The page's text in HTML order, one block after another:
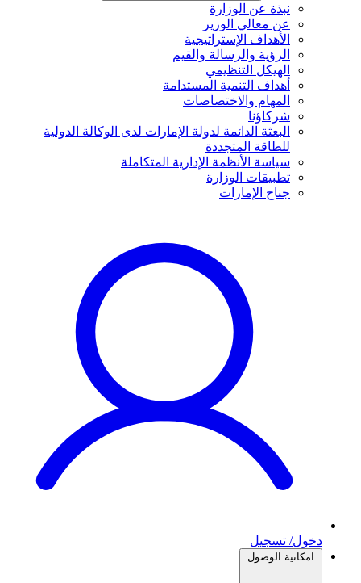
نبذة عن الوزارة
عن معالي الوزير
الأهداف الإستراتيجية
الرؤية والرسالة والقيم
الهيكل التنظيمي
أهداف التنمية المستدامة
المهام والاختصاصات
شركاؤنا
البعثة الدائمة لدولة الإمارات لدى الوكالة الدولية
للطاقة المتجددة
سياسة الأنظمة الإدارية المتكاملة
تطبيقات الوزارة
جناح الإمارات
دخول/ تسجيل
امكانية الوصول